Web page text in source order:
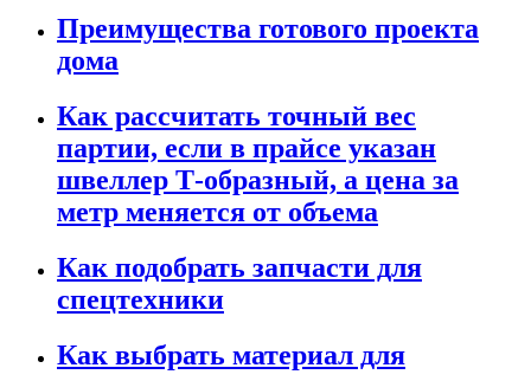
Преимущества готового проекта
дома
Как рассчитать точный вес
партии, если в прайсе указан
швеллер Т-образный, а цена за
метр меняется от объема
Как подобрать запчасти для
спецтехники
Как выбрать материал для